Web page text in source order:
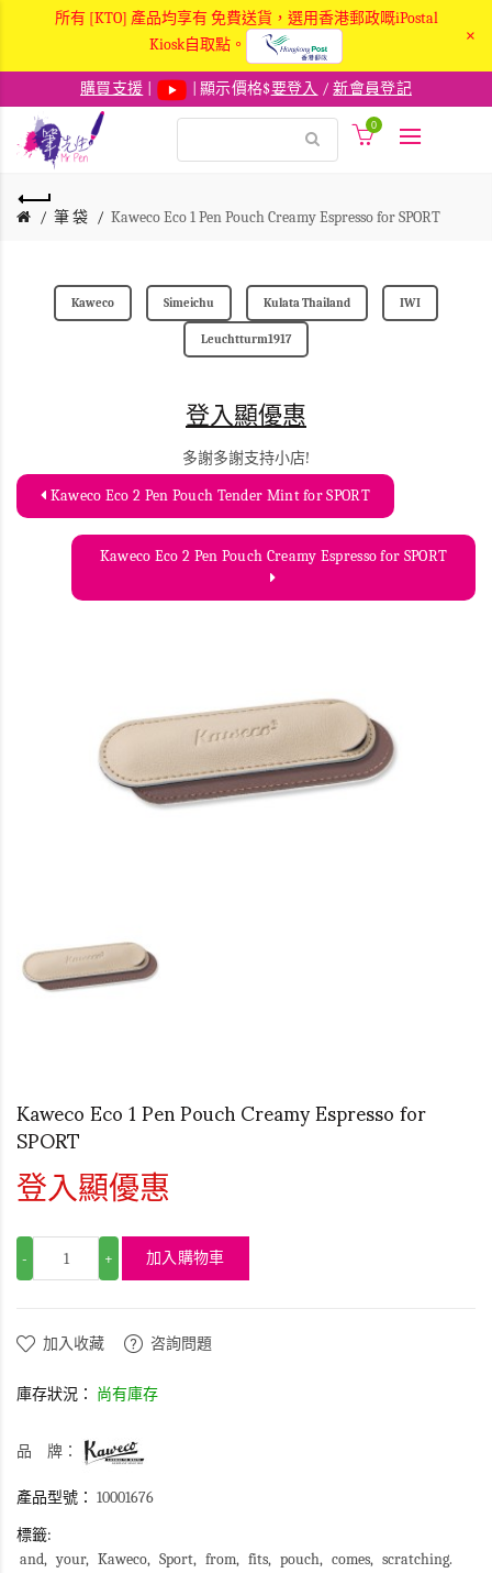
所有 [KTO] 產品均享有 免費送貨，選用香港郵政嘅iPostal
Kiosk自取點。
×
購買支援 | 顯示價格$要登入 /新會員登記
0
筆 袋 Kaweco Eco 1 Pen Pouch Creamy Espresso for SPORT
Kaweco Simeichu Kulata Thailand IWI
Leuchtturm1917
登入顯優惠
多謝多謝支持小店!
Kaweco Eco 2 Pen Pouch Tender Mint for SPORT
Kaweco Eco 2 Pen Pouch Creamy Espresso for SPORT
Kaweco Eco 1 Pen Pouch Creamy Espresso for
SPORT
登入顯優惠
- + 加入購物車
加入收藏 咨詢問題
庫存狀況： 尚有庫存
品 牌：
產品型號： 10001676
標籤:
and
your Kaweco Sport from fits pouch comes
scratching.